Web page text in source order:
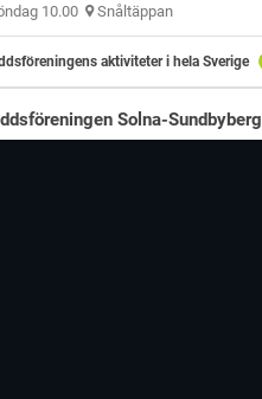
10.00 Snåltäppan
aktiviteter i hela Sverige
Solna-Sundbyberg